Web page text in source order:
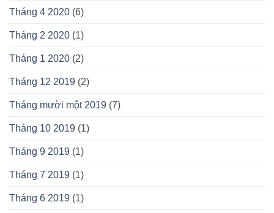
Tháng 4 2020 (6)
Tháng 2 2020 (1)
Tháng 1 2020 (2)
Tháng 12 2019 (2)
Tháng mười một 2019 (7)
Tháng 10 2019 (1)
Tháng 9 2019 (1)
Tháng 7 2019 (1)
Tháng 6 2019 (1)